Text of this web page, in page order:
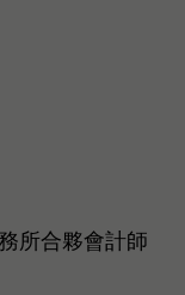
所合夥會計師